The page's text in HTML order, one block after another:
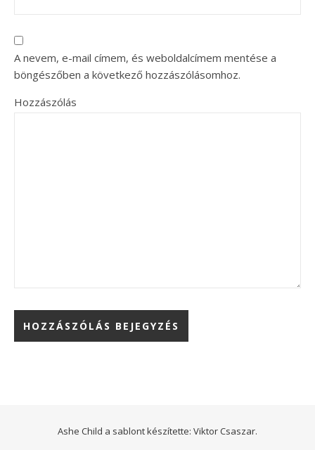
A nevem, e-mail címem, és weboldalcímem mentése a
böngészőben a következő hozzászólásomhoz.
Hozzászólás
Ashe Child a sablont készítette: Viktor Csaszar.